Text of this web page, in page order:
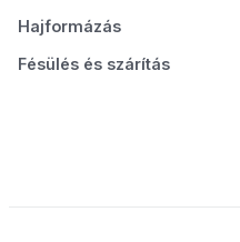
Hajformázás
Fésülés és szárítás